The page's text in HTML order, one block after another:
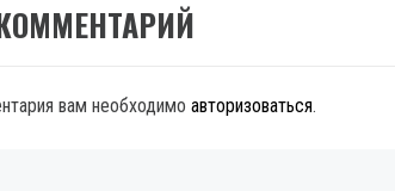
вам необходимо авторизоваться.